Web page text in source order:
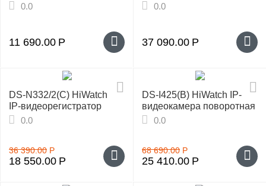
0.0
11 690.00 Р
0.0
37 090.00 Р
DS‑N332/2(C) HiWatch
IP‑видеорегистратор
0.0
36 390.00 Р
18 550.00 Р
DS‑I425(B) HiWatch IP-
видеокамера поворотная
0.0
68 690.00 Р
25 410.00 Р